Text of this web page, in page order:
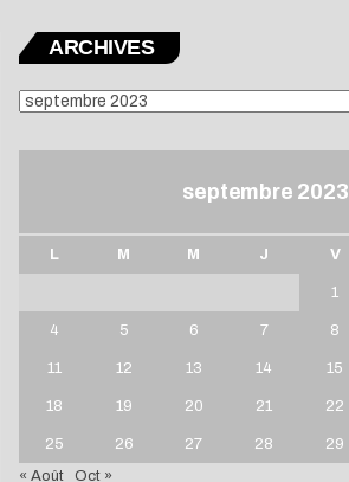
ARCHIVES
ARCHIVES
septembre 2023
L M M J V
1
4 5 6 7 8
11 12 13 14 15
18 19 20 21 22
25 26 27 28 29
« Août
Oct »